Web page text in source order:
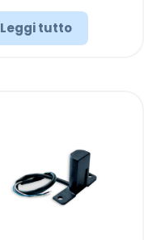
Leggi tutto